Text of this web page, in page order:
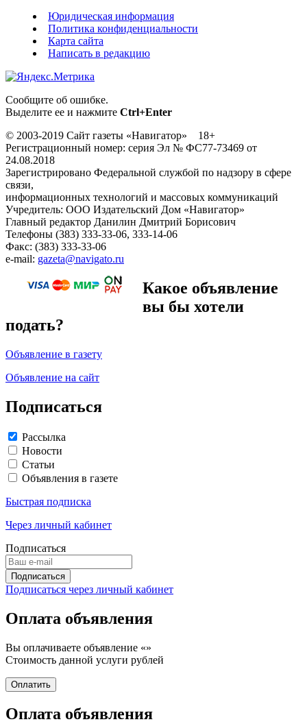
Юридическая информация
Политика конфиденциальности
Карта сайта
Написать в редакцию
Сообщите об ошибке.
Выделите ее и нажмите Ctrl+Enter
© 2003-2019 Сайт газеты «Навигатор» 18+
Регистрационный номер: серия Эл № ФС77-73469 от
24.08.2018
Зарегистрировано Федеральной службой по надзору в сфере
связи,
информационных технологий и массовых коммуникаций
Учредитель: ООО Издательский Дом «Навигатор»
Главный редактор Данилин Дмитрий Борисович
Телефоны (383) 333-33-06, 333-14-06
Факс: (383) 333-33-06
e-mail: gazeta@navigato.ru
Какое объявление
вы бы хотели
подать?
Объявление в газету
Объявление на сайт
Подписаться
Рассылка
Новости
Статьи
Объявления в газете
Быстрая подписка
Через личный кабинет
Подписаться
Подписаться через личный кабинет
Оплата объявления
Вы оплачиваете объявление «»
Стоимость данной услуги рублей
Оплата объявления